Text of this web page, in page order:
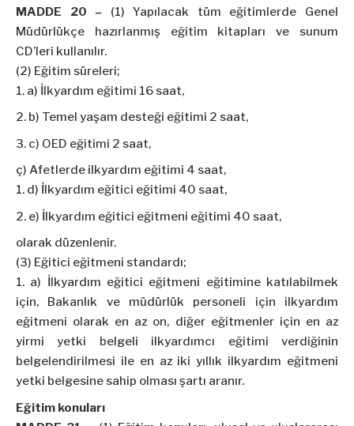
MADDE 20 – (1) Yapılacak tüm eğitimlerde Genel
Müdürlükçe hazırlanmış eğitim kitapları ve sunum
CD’leri kullanılır.
(2) Eğitim süreleri;
a) İlkyardım eğitimi 16 saat,
b) Temel yaşam desteği eğitimi 2 saat,
c) OED eğitimi 2 saat,
ç) Afetlerde ilkyardım eğitimi 4 saat,
d) İlkyardım eğitici eğitimi 40 saat,
e) İlkyardım eğitici eğitmeni eğitimi 40 saat,
olarak düzenlenir.
(3) Eğitici eğitmeni standardı;
a) İlkyardım eğitici eğitmeni eğitimine katılabilmek
için, Bakanlık ve müdürlük personeli için ilkyardım
eğitmeni olarak en az on, diğer eğitmenler için en az
yirmi yetki belgeli ilkyardımcı eğitimi verdiğinin
belgelendirilmesi ile en az iki yıllık ilkyardım eğitmeni
yetki belgesine sahip olması şartı aranır.
Eğitim konuları